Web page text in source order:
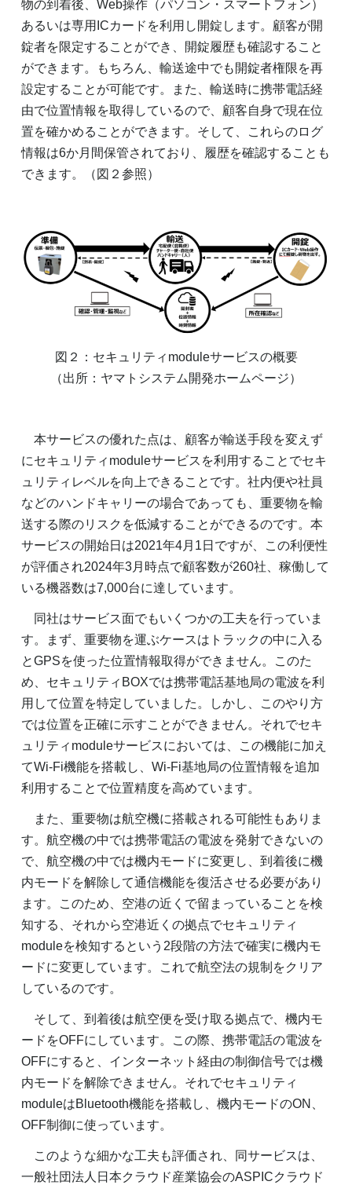
物の到着後、Web操作（パソコン・スマートフォン）
あるいは専用ICカードを利用し開錠します。顧客が開
錠者を限定することができ、開錠履歴も確認すること
ができます。もちろん、輸送途中でも開錠者権限を再
設定することが可能です。また、輸送時に携帯電話経
由で位置情報を取得しているので、顧客自身で現在位
置を確かめることができます。そして、これらのログ
情報は6か月間保管されており、履歴を確認することも
できます。（図２参照）
図２：セキュリティmoduleサービスの概要
（出所：ヤマトシステム開発ホームページ）
本サービスの優れた点は、顧客が輸送手段を変えず
にセキュリティmoduleサービスを利用することでセキ
ュリティレベルを向上できることです。社内便や社員
などのハンドキャリーの場合であっても、重要物を輸
送する際のリスクを低減することができるのです。本
サービスの開始日は2021年4月1日ですが、この利便性
が評価され2024年3月時点で顧客数が260社、稼働して
いる機器数は7,000台に達しています。
同社はサービス面でもいくつかの工夫を行っていま
す。まず、重要物を運ぶケースはトラックの中に入る
とGPSを使った位置情報取得ができません。このた
め、セキュリティBOXでは携帯電話基地局の電波を利
用して位置を特定していました。しかし、このやり方
では位置を正確に示すことができません。それでセキ
ュリティmoduleサービスにおいては、この機能に加え
てWi-Fi機能を搭載し、Wi-Fi基地局の位置情報を追加
利用することで位置精度を高めています。
また、重要物は航空機に搭載される可能性もありま
す。航空機の中では携帯電話の電波を発射できないの
で、航空機の中では機内モードに変更し、到着後に機
内モードを解除して通信機能を復活させる必要があり
ます。このため、空港の近くで留まっていることを検
知する、それから空港近くの拠点でセキュリティ
moduleを検知するという2段階の方法で確実に機内モ
ードに変更しています。これで航空法の規制をクリア
しているのです。
そして、到着後は航空便を受け取る拠点で、機内モ
ードをOFFにしています。この際、携帯電話の電波を
OFFにすると、インターネット経由の制御信号では機
内モードを解除できません。それでセキュリティ
moduleはBluetooth機能を搭載し、機内モードのON、
OFF制御に使っています。
このような細かな工夫も評価され、同サービスは、
一般社団法人日本クラウド産業協会のASPICクラウド